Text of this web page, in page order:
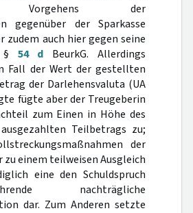
Vorgehens der
gegenüber der Sparkasse
zudem auch hier gegen seine
§ 54 d BeurkG. Allerdings
Fall der Wert der gestellten
der Darlehensvaluta (UA
fügte aber der Treugeberin
zum Einen in Höhe des
Teilbetrags zu;
der
zu einem teilweisen Ausgleich
eine den Schuldspruch
nachträgliche
dar. Zum Anderen setzte